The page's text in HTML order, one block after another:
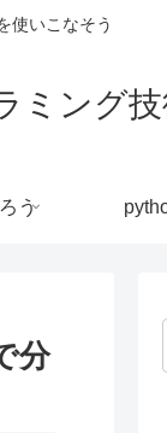
使いこなそう
ミング
う
分